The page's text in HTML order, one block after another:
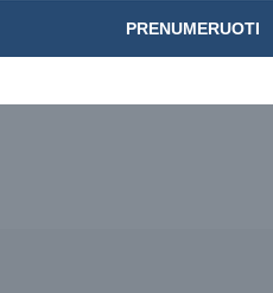
PRENUMERUOTI